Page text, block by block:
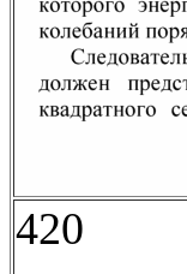
420